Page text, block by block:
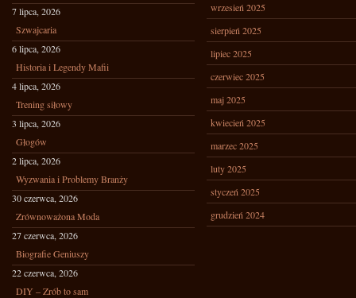
7 lipca, 2026
Szwajcaria
6 lipca, 2026
Historia i Legendy Mafii
4 lipca, 2026
Trening siłowy
3 lipca, 2026
Głogów
2 lipca, 2026
Wyzwania i Problemy Branży
30 czerwca, 2026
Zrównoważona Moda
27 czerwca, 2026
Biografie Geniuszy
22 czerwca, 2026
DIY – Zrób to sam
wrzesień 2025
sierpień 2025
lipiec 2025
czerwiec 2025
maj 2025
kwiecień 2025
marzec 2025
luty 2025
styczeń 2025
grudzień 2024